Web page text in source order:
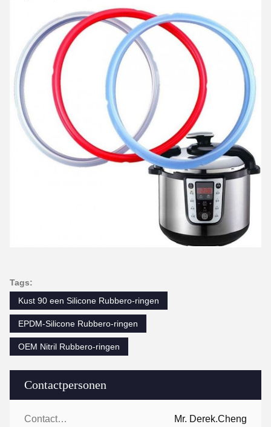
Contactpersonen
Contactpersonen: Mr. Derek.Cheng
Tags:
Kust 90 een Silicone Rubbero-ringen
EPDM-Silicone Rubbero-ringen
OEM Nitril Rubbero-ringen